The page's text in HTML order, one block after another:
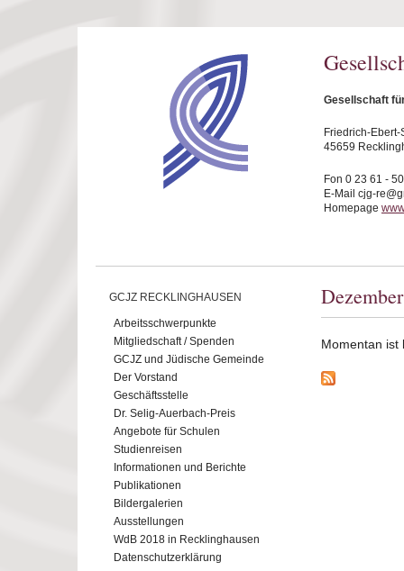
Gesellschaft
Friedrich-Ebert-
45659
Fon 0 23 61 -
E-Mail cjg-
Homepage
GCJZ RECKLINGHAUSEN
Arbeitsschwerpunkte
Mitgliedschaft / Spenden
GCJZ und Jüdische Gemeinde
Der Vorstand
Geschäftsstelle
Dr. Selig-Auerbach-Preis
Angebote für Schulen
Studienreisen
Informationen und Berichte
Publikationen
Bildergalerien
Ausstellungen
WdB 2018 in Recklinghausen
Datenschutzerklärung
Momentan ist